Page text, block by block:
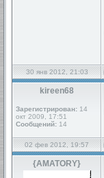
30 янв 2012, 21:03
kireen68
Зарегистрирован: 14
окт 2009, 17:51
Сообщений: 14
02 фев 2012, 19:57
{AMATORY}